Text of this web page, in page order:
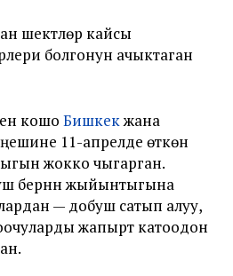
кайсы
болгонун ачыктаган
кошо Бишкекжана
11-апрелде өткөн
жокко чыгарган.
жыйынтыгына
— добуш сатып алуу,
жапырт катоодон